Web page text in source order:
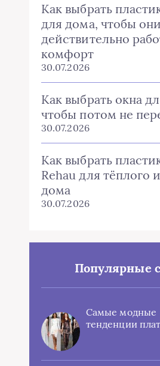
Как выбрать
для дома, чтобы они
действительно
комфорт
30.07.2026
Как выбрать окна
чтобы потом не
30.07.2026
Как выбрать
Rehau для тёплого
дома
30.07.2026
Популярные
Самые модные
тенденции